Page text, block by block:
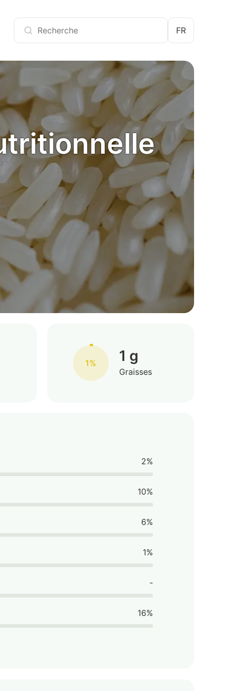
FR
1% 1 g
Graisses
2%
10%
6%
1%
-
16%